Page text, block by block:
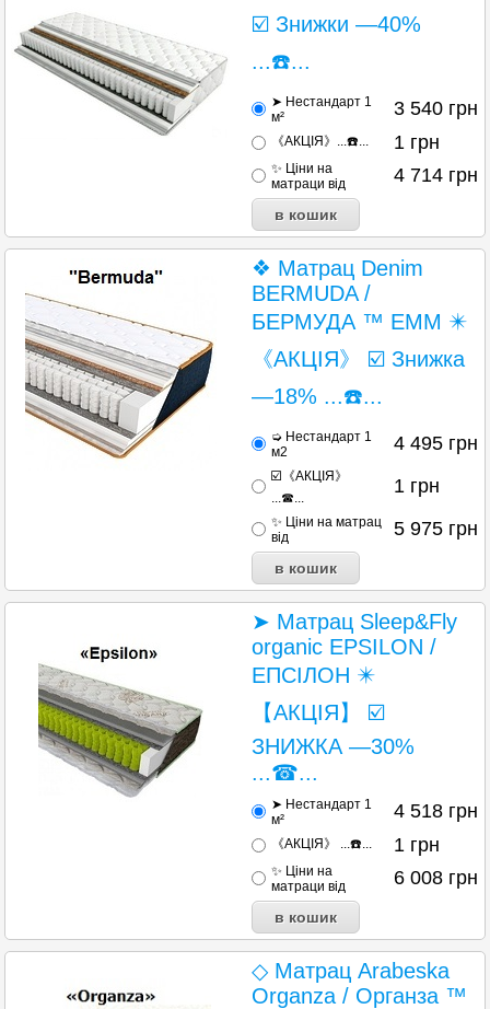
☑️ Знижки —40%
...☎️...
➤ Нестандарт 1
м²
3 540 грн
《АКЦІЯ》...☎️... 1 грн
✨ Ціни на
матраци від
4 714 грн
❖ Матрац Denim
BERMUDA /
БЕРМУДА ™ ЕММ ✴️
《АКЦІЯ》 ☑️ Знижка
—18% ...☎️...
➭ Нестандарт 1
м2
4 495 грн
☑️《АКЦІЯ》
...☎...
1 грн
✨ Ціни на матрац
від
5 975 грн
➤ Матрац Sleep&Fly
organic EPSILON /
ЕПСІЛОН ✴️
【АКЦІЯ】 ☑️
ЗНИЖКА —30%
...☎...
➤ Нестандарт 1
м²
4 518 грн
《АКЦІЯ》 ...☎️... 1 грн
✨ Ціни на
матраци від
6 008 грн
◇ Матрац Arabeska
Organza / Органза ™